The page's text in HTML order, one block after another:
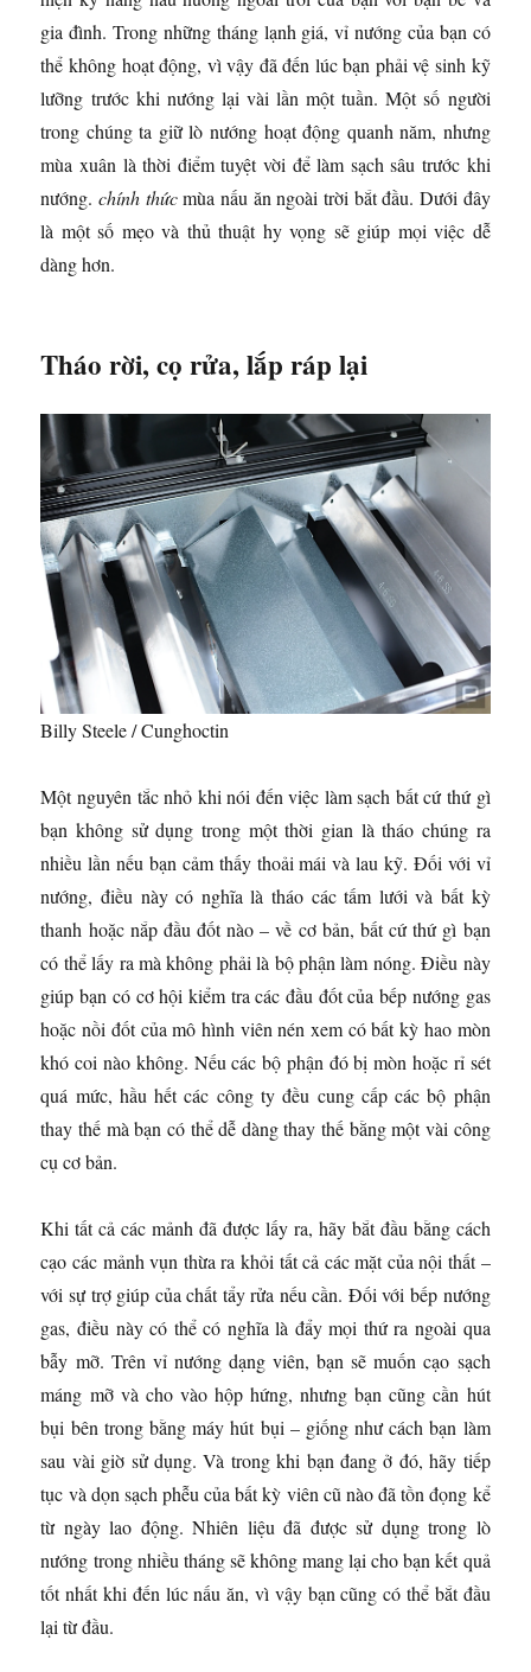
gia đình. Trong những tháng lạnh giá, vỉ nướng của bạn có
thể không hoạt động, vì vậy đã đến lúc bạn phải vệ sinh kỹ
lưỡng trước khi nướng lại vài lần một tuần. Một số người
trong chúng ta giữ lò nướng hoạt động quanh năm, nhưng
mùa xuân là thời điểm tuyệt vời để làm sạch sâu trước khi
nướng.chính thứcmùa nấu ăn ngoài trời bắt đầu. Dưới đây
là một số mẹo và thủ thuật hy vọng sẽ giúp mọi việc dễ
dàng hơn.
Tháo rời, cọ rửa, lắp ráp lại
Billy Steele / Cunghoctin
Một nguyên tắc nhỏ khi nói đến việc làm sạch bất cứ thứ gì
bạn không sử dụng trong một thời gian là tháo chúng ra
nhiều lần nếu bạn cảm thấy thoải mái và lau kỹ. Đối với vỉ
nướng, điều này có nghĩa là tháo các tấm lưới và bất kỳ
thanh hoặc nắp đầu đốt nào – về cơ bản, bất cứ thứ gì bạn
có thể lấy ra mà không phải là bộ phận làm nóng. Điều này
giúp bạn có cơ hội kiểm tra các đầu đốt của bếp nướng gas
hoặc nồi đốt của mô hình viên nén xem có bất kỳ hao mòn
khó coi nào không. Nếu các bộ phận đó bị mòn hoặc rỉ sét
quá mức, hầu hết các công ty đều cung cấp các bộ phận
thay thế mà bạn có thể dễ dàng thay thế bằng một vài công
cụ cơ bản.
Khi tất cả các mảnh đã được lấy ra, hãy bắt đầu bằng cách
cạo các mảnh vụn thừa ra khỏi tất cả các mặt của nội thất –
với sự trợ giúp của chất tẩy rửa nếu cần. Đối với bếp nướng
gas, điều này có thể có nghĩa là đẩy mọi thứ ra ngoài qua
bẫy mỡ. Trên vỉ nướng dạng viên, bạn sẽ muốn cạo sạch
máng mỡ và cho vào hộp hứng, nhưng bạn cũng cần hút
bụi bên trong bằng máy hút bụi – giống như cách bạn làm
sau vài giờ sử dụng. Và trong khi bạn đang ở đó, hãy tiếp
tục và dọn sạch phễu của bất kỳ viên cũ nào đã tồn đọng kể
từ ngày lao động. Nhiên liệu đã được sử dụng trong lò
nướng trong nhiều tháng sẽ không mang lại cho bạn kết quả
tốt nhất khi đến lúc nấu ăn, vì vậy bạn cũng có thể bắt đầu
lại từ đầu.